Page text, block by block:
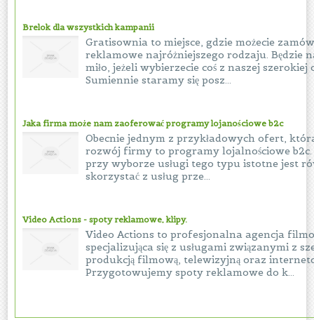
Brelok dla wszystkich kampanii
Gratisownia to miejsce, gdzie możecie
reklamowe najróżniejszego rodzaju. Będzie
miło, jeżeli wybierzecie coś z naszej szerokiej
Sumiennie staramy się posz...
Jaka firma może nam zaoferować programy lojanościowe b2c
Obecnie jednym z przykładowych ofert,
rozwój firmy to programy lojalnościowe
przy wyborze usługi tego typu istotne jest
skorzystać z usług prze...
Video Actions - spoty reklamowe, klipy.
Video Actions to profesjonalna agencja
specjalizująca się z usługami związanymi z
produkcją filmową, telewizyjną oraz
Przygotowujemy spoty reklamowe do k...